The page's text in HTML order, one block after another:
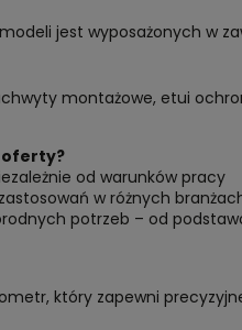
jest wyposażonych w
montażowe, etui
oferty?
od warunków pracy
w różnych
potrzeb – od
który zapewni